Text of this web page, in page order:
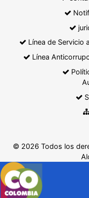
Línea de Servicio
Línea
© 2026 Todos los